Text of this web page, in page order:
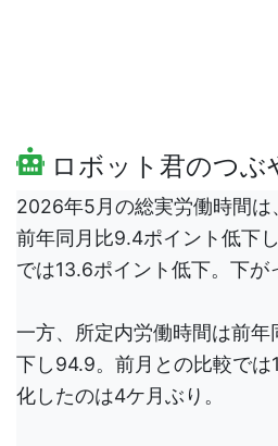
ロボット君のつぶ
2026年5月の総実労働時間は
前年同月比9.4ポイント低下
では13.6ポイント低下。下が
一方、所定内労働時間は前
下し94.9。前月との比較で
化したのは4ケ月ぶり。